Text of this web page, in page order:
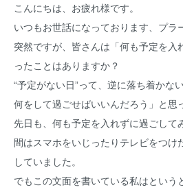
こんにちは、お疲れ様です。
いつもお世話になっております、プラ
突然ですが、皆さんは「何も予定を入
ったことはありますか？
“予定がない日”って、逆に落ち着かな
何をして過ごせばいいんだろう」と思
先日も、何も予定を入れずに過ごして
間はスマホをいじったりテレビをつけ
していました。
でもこの文面を書いている私はという